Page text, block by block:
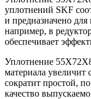
уплотнений SKF
и предназначено
например, в
обеспечивает
Уплотнение
материала увеличит
сократит простой,
качество